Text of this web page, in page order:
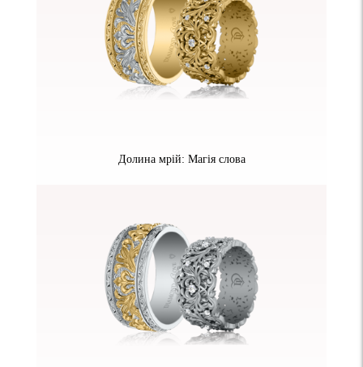
Долина мрій: Магія слова